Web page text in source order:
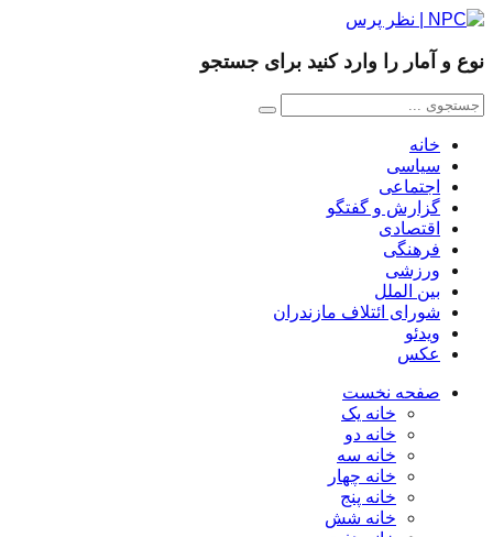
نوع و آمار را وارد کنید برای جستجو
خانه
سیاسی
اجتماعی
گزارش و گفتگو
اقتصادی
فرهنگی
ورزشی
بین الملل
شورای ائتلاف مازندران
ویدئو
عکس
صفحه نخست
خانه یک
خانه دو
خانه سه
خانه چهار
خانه پنج
خانه شش